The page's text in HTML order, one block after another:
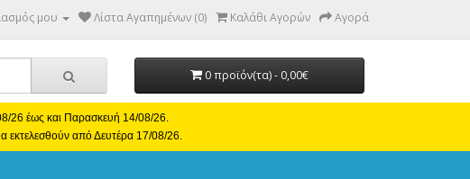
μου Λίστα Αγαπημένων (0) Καλάθι Αγορών Αγορά
0 προϊόν(τα) - 0,00€
26 έως και Παρασκευή 14/08/26.
από Δευτέρα 17/08/26.